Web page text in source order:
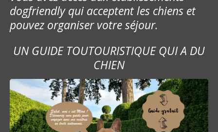
dogfriendly qui acceptent les chiens et
pouvez organiser votre séjour.
UN GUIDE TOUTOURISTIQUE QUI A DU
CHIEN